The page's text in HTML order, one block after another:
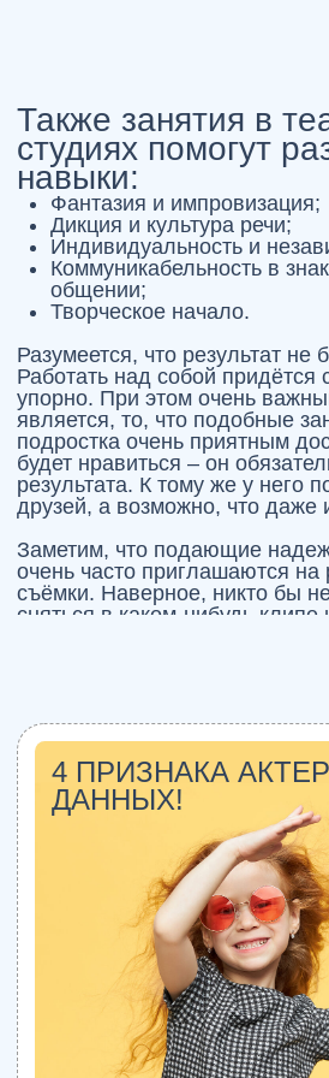
Я даюсогласие на обработку персональных данных в
соответствии сПолитикойв отношении обработки
персональных данных
СКАЧАТЬ ГАЙД БЕСПЛАТНО
24.01.2026
Необычные техники рисования
24.01.2026
БЛОГ СТУДИИ
«РУССКАЯ РЕЧЬ»